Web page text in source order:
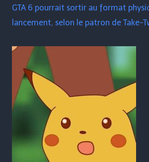
GTA 6 pourrait sortir au format
lancement, selon le patron de Take-